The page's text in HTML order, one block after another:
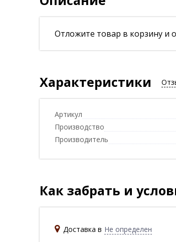
Отложите товар в корзину и
Характеристики
Артикул
Производство
Производитель
Как забрать и
Доставка в Не определен